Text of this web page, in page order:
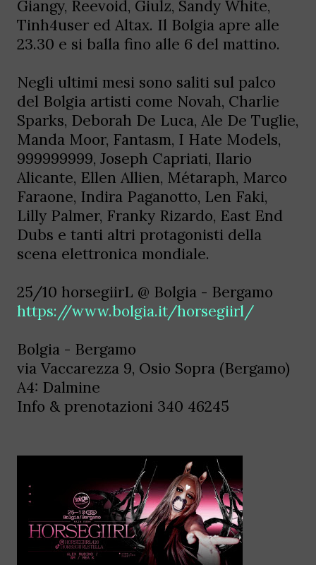
Giangy, Reevoid, Giulz, Sandy White,
Tinh4user ed Altax. Il Bolgia apre alle
23.30 e si balla fino alle 6 del mattino.
Negli ultimi mesi sono saliti sul palco
del Bolgia artisti come Novah, Charlie
Sparks, Deborah De Luca, Ale De Tuglie,
Manda Moor, Fantasm, I Hate Models,
999999999, Joseph Capriati, Ilario
Alicante, Ellen Allien, Métaraph, Marco
Faraone, Indira Paganotto, Len Faki,
Lilly Palmer, Franky Rizardo, East End
Dubs e tanti altri protagonisti della
scena elettronica mondiale.
25/10 horsegiirL @ Bolgia - Bergamo
https://www.bolgia.it/horsegiirl/
Bolgia - Bergamo
via Vaccarezza 9, Osio Sopra (Bergamo)
A4: Dalmine
Info & prenotazioni 340 46245